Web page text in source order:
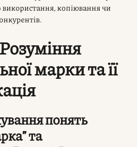
копіювання чи
марки та її
понять
та